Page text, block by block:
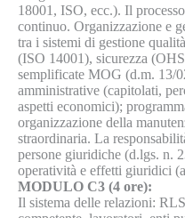
18001, ISO, ecc.). Il
continuo. Organizzazione e
tra i sistemi di gestione
(ISO 14001), sicurezza
semplificate MOG (d.m. 13/
amministrative (capitolati,
aspetti economici);
organizzazione della
straordinaria. La
persone giuridiche (d.lgs. n.
operatività e effetti giuridici
MODULO C3 (4 ore):
Il sistema delle relazioni: